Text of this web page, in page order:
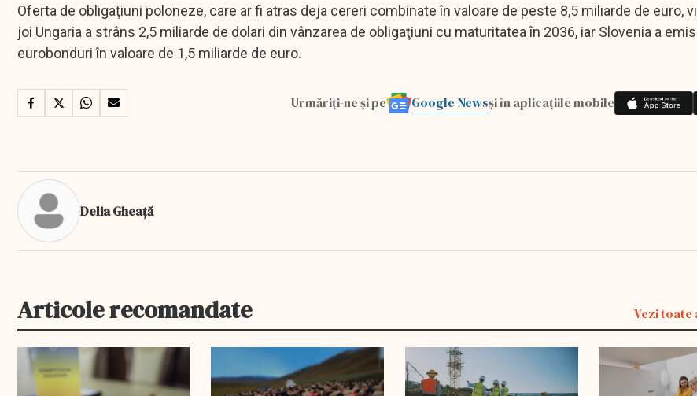
Oferta de obligaţiuni poloneze, care ar fi atras deja cereri combinate în valoare de peste 8,5 miliarde de euro,
joi Ungaria a strâns 2,5 miliarde de dolari din vânzarea de obligaţiuni cu maturitatea în 2036, iar Slovenia a emis
eurobonduri în valoare de 1,5 miliarde de euro.
Urmăriți-ne și pe Google Newsși în aplicațiile mobile
Delia Gheață
Articole recomandate Vezi
EXCLUSIV